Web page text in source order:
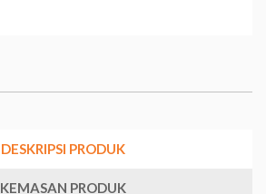
DESKRIPSI PRODUK
KEMASAN PRODUK